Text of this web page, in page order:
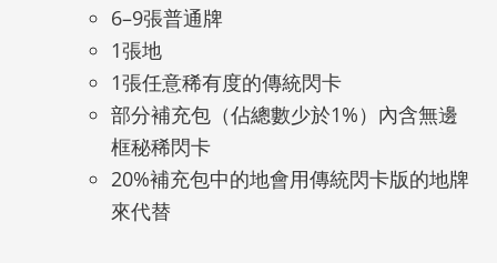
6–9張普通牌
1張地
1張任意稀有度的傳統閃卡
部分補充包（佔總數少於1%）內含無邊
框秘稀閃卡
20%補充包中的地會用傳統閃卡版的地牌
來代替